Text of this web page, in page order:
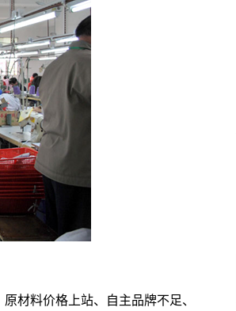
材料价格上站、自主品牌不足、